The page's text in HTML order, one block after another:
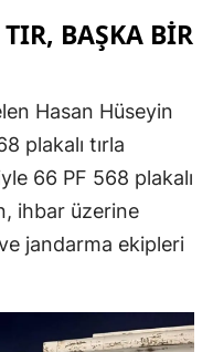
Mersin
İzmir
Kars
Kastamonu
Kayseri
Kırşehir
TIR, BAŞKA BİR
Hasan Hüseyin
plakalı tırla
66 PF 568 plakalı
ihbar üzerine
jandarma ekipleri